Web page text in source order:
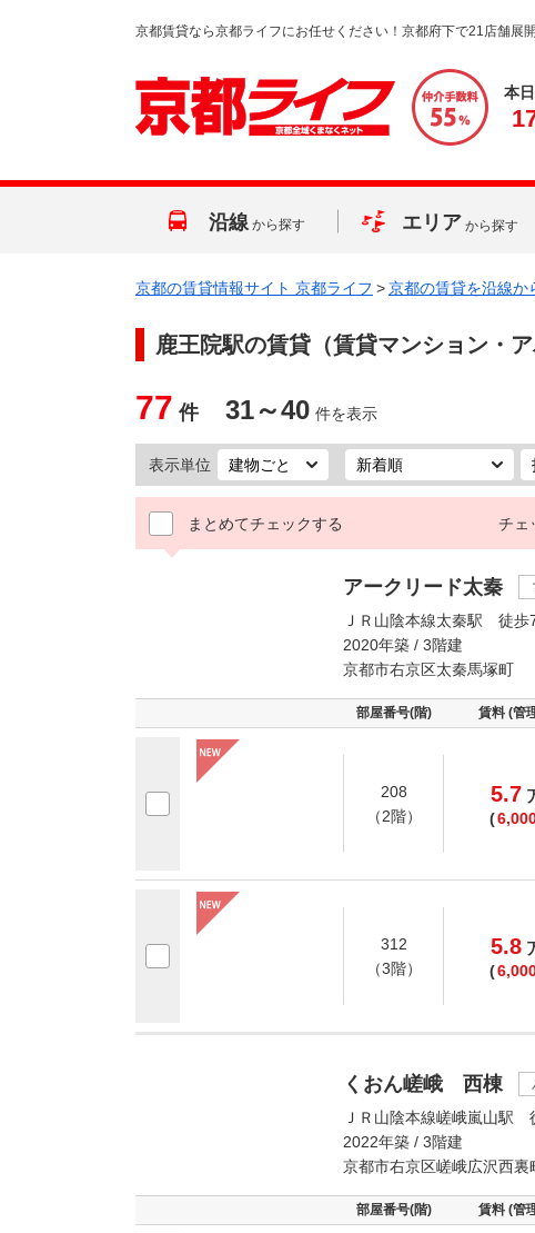
京都賃貸なら京都ライフにお任せください！京都府下で21店舗展
本
沿線 から探す エリア から探す
京都の賃貸情報サイト 京都ライフ >京都の賃貸を沿線か
鹿王院駅の賃貸（賃貸マンション・
77 件 31～40 件を表示
表示単位
まとめてチェックする チェ
アークリード太秦
ＪＲ山陰本線太秦駅 徒歩
2020年築 / 3階建
京都市右京区太秦馬塚町
部屋番号(階) 賃料 (管
208
（2階）
5.7
(
312
（3階）
5.8
(
くおん嵯峨 西棟
ＪＲ山陰本線嵯峨嵐山駅
2022年築 / 3階建
京都市右京区嵯峨広沢西裏
部屋番号(階) 賃料 (管